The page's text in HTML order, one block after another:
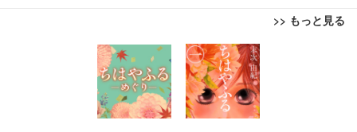
>> もっと見る
【ミニPC 最強 ゲーミング PC】GMKtec NucBox K
8 PlusミニPCゲーミング AMD R7 8845HS搭載 【R
9 7940HS/8745HS/H255より上位】Radeon 780M | 1
28GB DDR5拡張可能 32GB DDR5+1TB SSD |Oculi
nk・USB4.0×2 | Win11 Pro 5.1GHz | Win11 Pro | 8
K 4画面対応
￥122,848
EIZO ビジネス向けプレミアムモニター | FlexScan
EV3240X-WT | 31.5型4K UHD・USB Type-C・ホワ
イト
￥105,595
エレコム 充電器 Type-C USB-C 20W USB PD対応
ケーブル一体型 1.5m PSE認証品 GaN採用 折りたた
み式プラグ しろちゃん 【 iPhone16 15 等対応】 E
C-AC6920WF
￥1,090